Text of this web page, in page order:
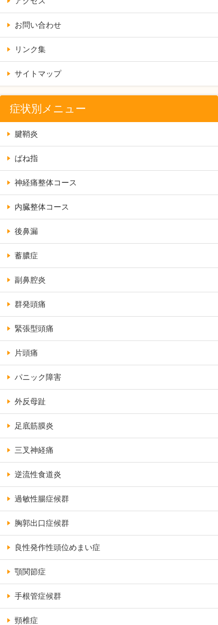
お問い合わせ
リンク集
サイトマップ
症状別メニュー
腱鞘炎
ばね指
神経痛整体コース
内臓整体コース
後鼻漏
蓄膿症
副鼻腔炎
群発頭痛
緊張型頭痛
片頭痛
パニック障害
外反母趾
足底筋膜炎
三叉神経痛
逆流性食道炎
過敏性腸症候群
胸郭出口症候群
良性発作性頭位めまい症
顎関節症
手根管症候群
頸椎症